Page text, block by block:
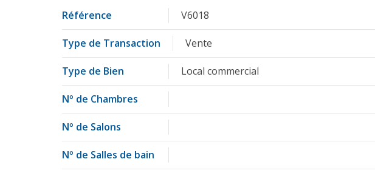
Référence V6018
Type de Transaction Vente
Type de Bien Local commercial
Nº de Chambres
Nº de Salons
Nº de Salles de bain